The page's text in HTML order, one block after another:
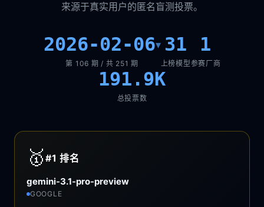
来源于真实用户的匿名盲测投票。
2026-02-06▾
第 106 期 / 共 251 期
31
上榜模型
1
参赛厂商
191.9K
总投票数
🥇 #1排名
gemini-3.1-pro-preview
GOOGLE